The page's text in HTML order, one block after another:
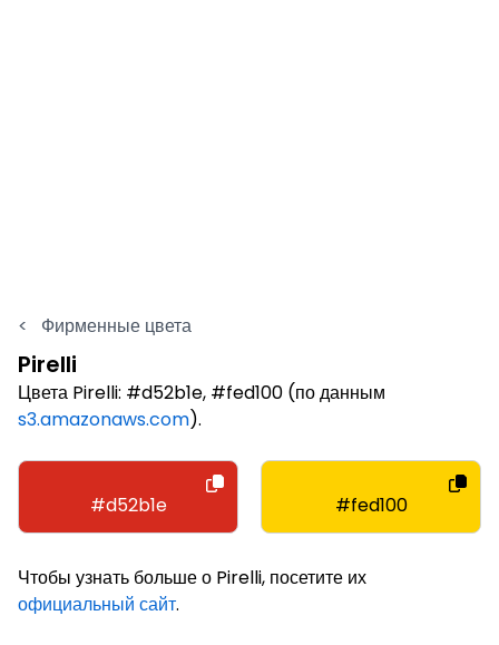
< Фирменные цвета
Pirelli
Цвета Pirelli: #d52b1e, #fed100 (по данным
s3.amazonaws.com).
#d52b1e #fed100
Чтобы узнать больше о Pirelli, посетите их
официальный сайт.